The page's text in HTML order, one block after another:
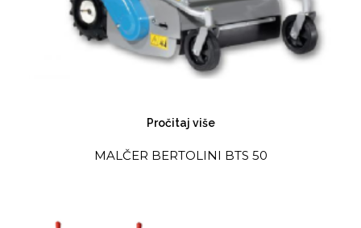
Pročitaj više
MALČER BERTOLINI BTS 50